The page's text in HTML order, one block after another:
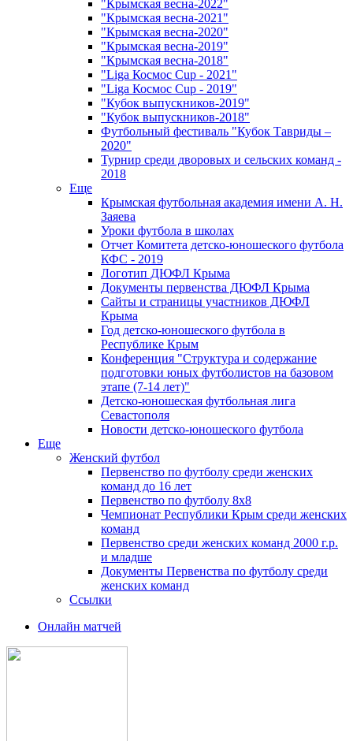
"Крымская весна-2022"
"Крымская весна-2021"
"Крымская весна-2020"
"Крымская весна-2019"
"Крымская весна-2018"
"Liga Космос Cup - 2021"
"Liga Космос Cup - 2019"
"Кубок выпускников-2019"
"Кубок выпускников-2018"
Футбольный фестиваль "Кубок Тавриды –
2020"
Турнир среди дворовых и сельских команд -
2018
Еще
Крымская футбольная академия имени А. Н.
Заяева
Уроки футбола в школах
Отчет Комитета детско-юношеского футбола
КФС - 2019
Логотип ДЮФЛ Крыма
Документы первенства ДЮФЛ Крыма
Сайты и страницы участников ДЮФЛ
Крыма
Год детско-юношеского футбола в
Республике Крым
Конференция "Структура и содержание
подготовки юных футболистов на базовом
этапе (7-14 лет)"
Детско-юношеская футбольная лига
Севастополя
Новости детско-юношеского футбола
Еще
Женский футбол
Первенство по футболу среди женских
команд до 16 лет
Первенство по футболу 8х8
Чемпионат Республики Крым среди женских
команд
Первенство среди женских команд 2000 г.р.
и младше
Документы Первенства по футболу среди
женских команд
Ссылки
Онлайн матчей